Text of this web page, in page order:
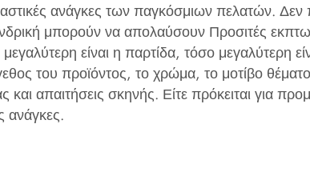
ανάγκες των παγκόσμιων πελατών.
μπορούν να απολαύσουν Προσιτές
είναι η παρτίδα, τόσο μεγαλύτερη
του προϊόντος, το χρώμα, το μοτίβο
απαιτήσεις σκηνής. Είτε πρόκειται για
ανάγκες.